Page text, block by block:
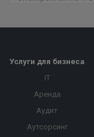
Услуги для бизнеса
IT
Аренда
Аудит
Аутсорсинг